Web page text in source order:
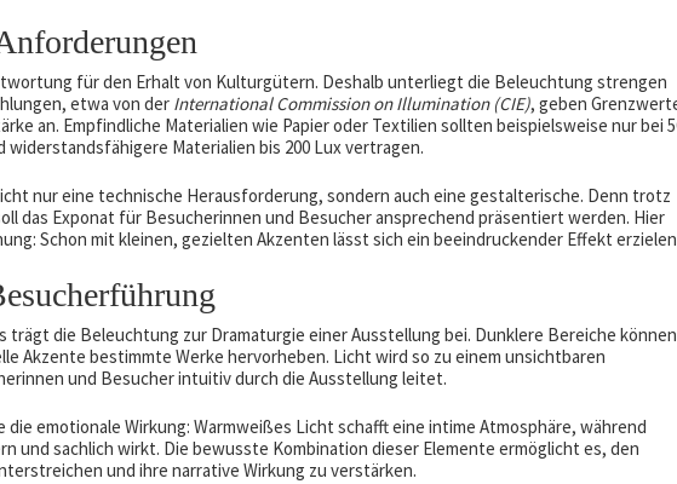
für den Erhalt von Kulturgütern. Deshalb unterliegt die Beleuchtung strengen
etwa von der International Commission on Illumination (CIE), geben
an. Empfindliche Materialien wie Papier oder Textilien sollten beispielsweise nur bei
Materialien bis 200 Lux vertragen.
nur eine technische Herausforderung, sondern auch eine gestalterische. Denn trotz
das Exponat für Besucherinnen und Besucher ansprechend präsentiert werden. Hier
Schon mit kleinen, gezielten Akzenten lässt sich ein beeindruckender Effekt
trägt die Beleuchtung zur Dramaturgie einer Ausstellung bei. Dunklere Bereiche können
Akzente bestimmte Werke hervorheben. Licht wird so zu einem unsichtbaren
und Besucher intuitiv durch die Ausstellung leitet.
emotionale Wirkung: Warmweißes Licht schafft eine intime Atmosphäre, während
und sachlich wirkt. Die bewusste Kombination dieser Elemente ermöglicht es, den
und ihre narrative Wirkung zu verstärken.